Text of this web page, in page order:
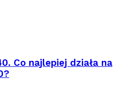
Co najlepiej działa na